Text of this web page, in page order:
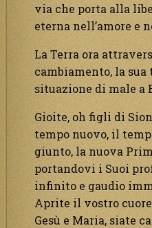
via che porta alla
eterna nell’amore e
La Terra ora
cambiamento, la sua
situazione di male a
Gioite, oh figli di
tempo nuovo, il
giunto, la nuova
portandovi i Suoi
infinito e gaudio
Aprite il vostro
Gesù e Maria, siate